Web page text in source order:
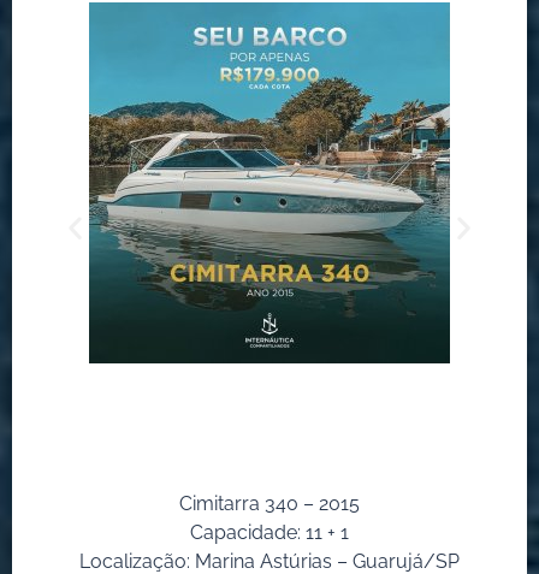
Cimitarra 340 – 2015
Capacidade: 11 + 1
Localização: Marina Astúrias – Guarujá/SP